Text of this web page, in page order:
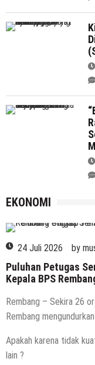
EKONOMI
24 Juli 2026 by
Puluhan Petugas
Kepala BPS
Rembang – Sekira 26
Rembang mengundurkan
Apakah karena tidak
lain ?